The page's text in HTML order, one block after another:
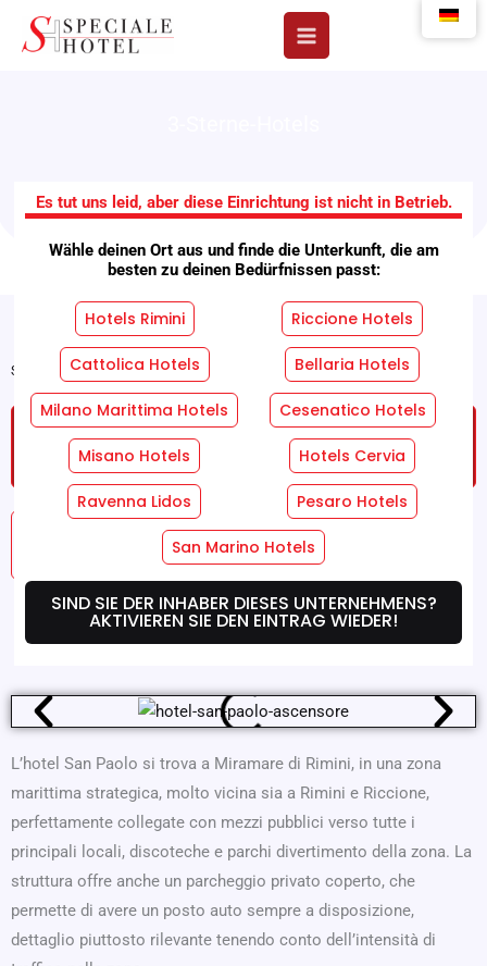
Inhalt
Es tut uns leid, aber diese Einrichtung ist nicht in Betrieb.
Wähle deinen Ort aus und finde die Unterkunft, die am
besten zu deinen Bedürfnissen passt:
Hotels Rimini Riccione Hotels
Cattolica Hotels Bellaria Hotels
Milano Marittima Hotels Cesenatico Hotels
Misano Hotels Hotels Cervia
Ravenna Lidos Pesaro Hotels
San Marino Hotels
SIND SIE DER INHABER DIESES UNTERNEHMENS?
AKTIVIEREN SIE DEN EINTRAG WIEDER!
Hotels Sao Paulo
Startseite "Einrichtungen" Hotels Sao Paulo
FORDERN SIE EIN KOSTENLOSES UND
UNVERBINDLICHES ANGEBOT AN!
Dienstleistungen
Zimmer-Dienste
Wo Wir Sind Angebote
L’hotel San Paolo si trova a Miramare di Rimini, in una zona
marittima strategica, molto vicina sia a Rimini e Riccione,
perfettamente collegate con mezzi pubblici verso tutte i
principali locali, discoteche e parchi divertimento della zona. La
struttura offre anche un parcheggio privato coperto, che
permette di avere un posto auto sempre a disposizione,
dettaglio piuttosto rilevante tenendo conto dell’intensità di